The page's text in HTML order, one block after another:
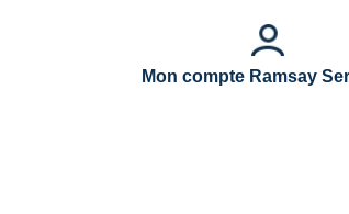
Mon compte Ramsay